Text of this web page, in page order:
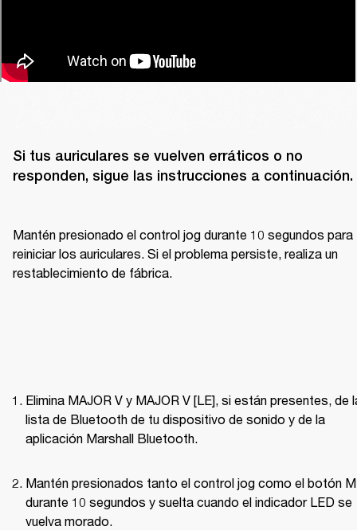
Si tus auriculares se vuelven erráticos o no
responden, sigue las instrucciones a continuación.
Mantén presionado el control jog durante 10 segundos para
reiniciar los auriculares. Si el problema persiste, realiza un
restablecimiento de fábrica.
Elimina MAJOR V y MAJOR V [LE], si están presentes, de
lista de Bluetooth de tu dispositivo de sonido y de la
aplicación Marshall Bluetooth.
Mantén presionados tanto el control jog como el botón M
durante 10 segundos y suelta cuando el indicador LED se
vuelva morado.